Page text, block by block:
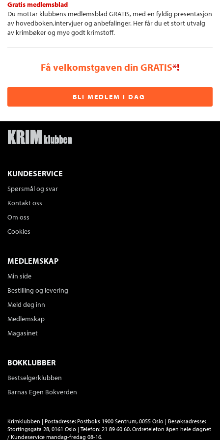
Gratis medlemsblad
Du mottar klubbens medlemsblad GRATIS, med en fyldig presentasjon
av hovedboken,intervjuer og anbefalinger. Her får du et stort utvalg
av krimbøker og mye godt krimstoff.
Få velkomstgaven din GRATIS*!
BLI MEDLEM I DAG
KUNDESERVICE
Spørsmål og svar
Kontakt oss
Om oss
Cookies
MEDLEMSKAP
Min side
Bestilling og levering
Meld deg inn
Medlemskap
Magasinet
BOKKLUBBER
Bestselgerklubben
Barnas Egen Bokverden
Krimklubben | Postadresse: Postboks 1900 Sentrum, 0055 Oslo | Besøksadresse:
Stortingsgata 28, 0161 Oslo | Telefon: 21 89 60 60. Ordretelefon åpen hele døgnet
/ Kundeservice mandag-fredag 08-16.